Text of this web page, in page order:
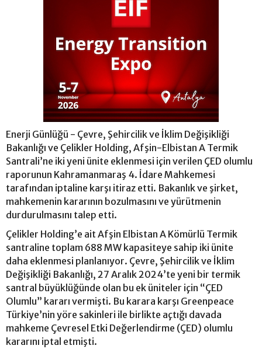
Enerji Günlüğü - Çevre, Şehircilik ve İklim Değişikliği
Bakanlığı ve Çelikler Holding, Afşin-Elbistan A Termik
Santrali’ne iki yeni ünite eklenmesi için verilen ÇED olumlu
raporunun Kahramanmaraş 4. İdare Mahkemesi
tarafından iptaline karşı itiraz etti. Bakanlık ve şirket,
mahkemenin kararının bozulmasını ve yürütmenin
durdurulmasını talep etti.
Çelikler Holding’e ait Afşin Elbistan A Kömürlü Termik
santraline toplam 688 MW kapasiteye sahip iki ünite
daha eklenmesi planlanıyor. Çevre, Şehircilik ve İklim
Değişikliği Bakanlığı, 27 Aralık 2024’te yeni bir termik
santral büyüklüğünde olan bu ek üniteler için “ÇED
Olumlu” kararı vermişti. Bu karara karşı Greenpeace
Türkiye’nin yöre sakinleri ile birlikte açtığı davada
mahkeme Çevresel Etki Değerlendirme (ÇED) olumlu
kararını iptal etmişti.